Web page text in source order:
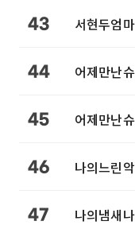
43 서현두엄마
44 어제만난
45 어제만난
46 나의느린
47 나의냄새